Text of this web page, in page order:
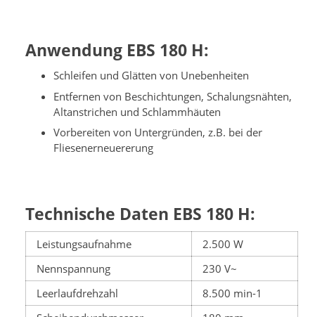
Anwendung EBS 180 H:
Schleifen und Glätten von Unebenheiten
Entfernen von Beschichtungen, Schalungsnähten,
Altanstrichen und Schlammhäuten
Vorbereiten von Untergründen, z.B. bei der
Fliesenerneuererung
Technische Daten EBS 180 H:
Leistungsaufnahme
2.500 W
Nennspannung
230 V~
Leerlaufdrehzahl
8.500 min-1